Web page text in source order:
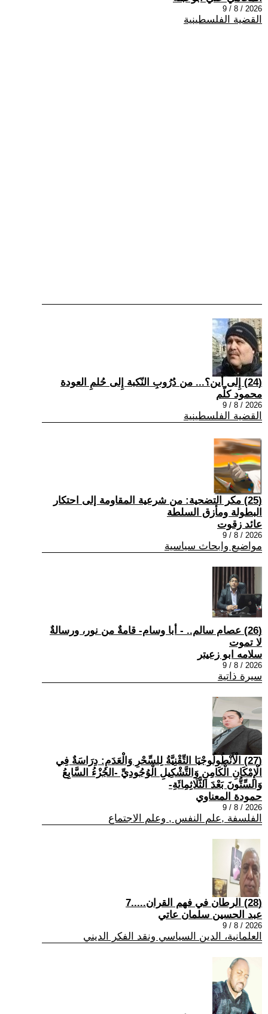
2026 / 8 / 9
القضية الفلسطينية
(24) إِلى أين؟... من دُرُوبِ النّكبة إِلى حُلمِ العودة
محمود كلّم
2026 / 8 / 9
القضية الفلسطينية
(25) مكر التضحية: من شرعية المقاومة إلى احتكار
البطولة ومأزق السلطة
عائد زقوت
2026 / 8 / 9
مواضيع وابحاث سياسية
(26) عصام سالم.. - أبا وسام- قامةٌ من نور، ورسالةٌ
لا تموت
سلامه ابو زعيتر
2026 / 8 / 9
سيرة ذاتية
(27) الْأَنْطُولُوجْيَا التِّقْنِيَّةُ لِلسِّحْرِ وَالْعَدَمِ: دِرَاسَةٌ فِي
الْإِمْكَانِ الْكَامِنِ وَالتَّشْكِيلِ الْوُجُودِيِّ -الجُزْءُ السَّابِعُ
وَالسِّتُّونَ بَعْدَ الثَّلَاثِمِائَةِ-
حمودة المعناوي
2026 / 8 / 9
الفلسفة ,علم النفس , وعلم الاجتماع
(28) الرطان في فهم القران.....7
عبد الحسين سلمان عاتي
2026 / 8 / 9
العلمانية، الدين السياسي ونقد الفكر الديني